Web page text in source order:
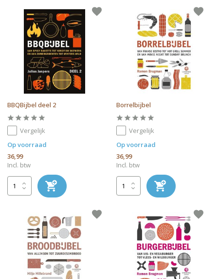
BBQBijbel deel 2
Vergelijk
Op voorraad
36,99
Incl. btw
Borrelbijbel
Vergelijk
Op voorraad
36,99
Incl. btw